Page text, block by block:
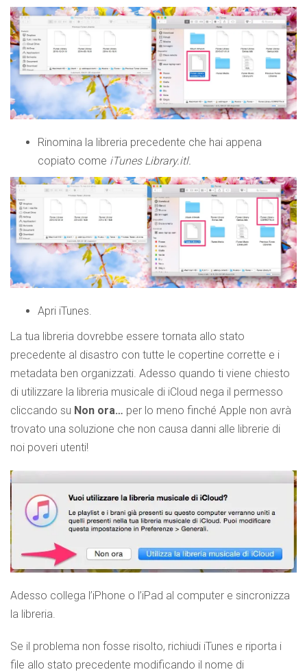
Rinomina la libreria precedente che hai appena
copiato come iTunes Library.itl.
Apri iTunes.
La tua libreria dovrebbe essere tornata allo stato
precedente al disastro con tutte le copertine corrette e i
metadata ben organizzati. Adesso quando ti viene chiesto
di utilizzare la libreria musicale di iCloud nega il permesso
cliccando su Non ora… per lo meno finché Apple non avrà
trovato una soluzione che non causa danni alle librerie di
noi poveri utenti!
Adesso collega l’iPhone o l’iPad al computer e sincronizza
la libreria.
Se il problema non fosse risolto, richiudi iTunes e riporta i
file allo stato precedente modificando il nome di